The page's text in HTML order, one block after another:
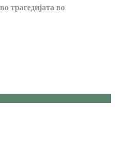
трагедијата во